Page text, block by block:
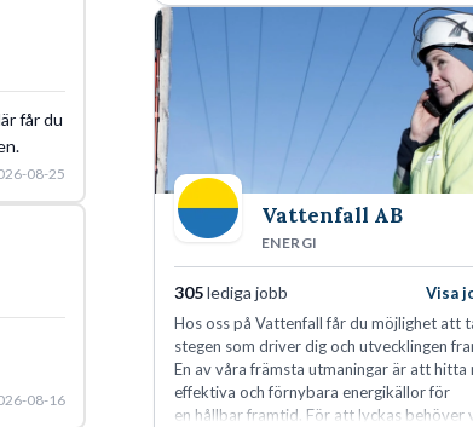
får du
08-25
08-16
Vattenfall AB
ENERGI
305lediga jobb
Visa
Hos oss på Vattenfall får du möjlighet att
stegen som driver dig och utvecklingen
En av våra främsta utmaningar är att hitta
effektiva och förnybara energikällor för
en hållbar framtid. För att lyckas behöver